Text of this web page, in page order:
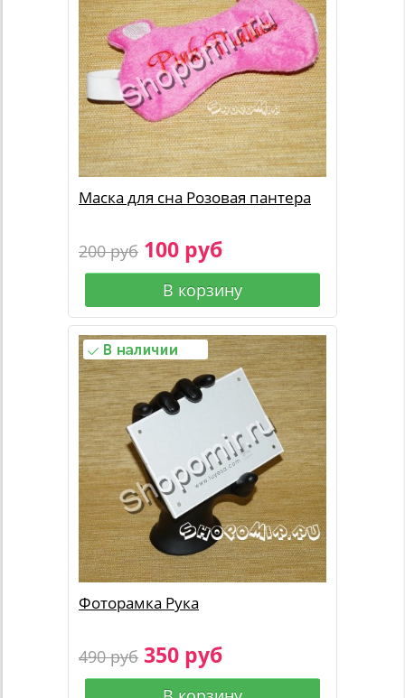
Маска для сна Розовая пантера
200 руб 100 руб
В корзину
Фоторамка Рука
490 руб 350 руб